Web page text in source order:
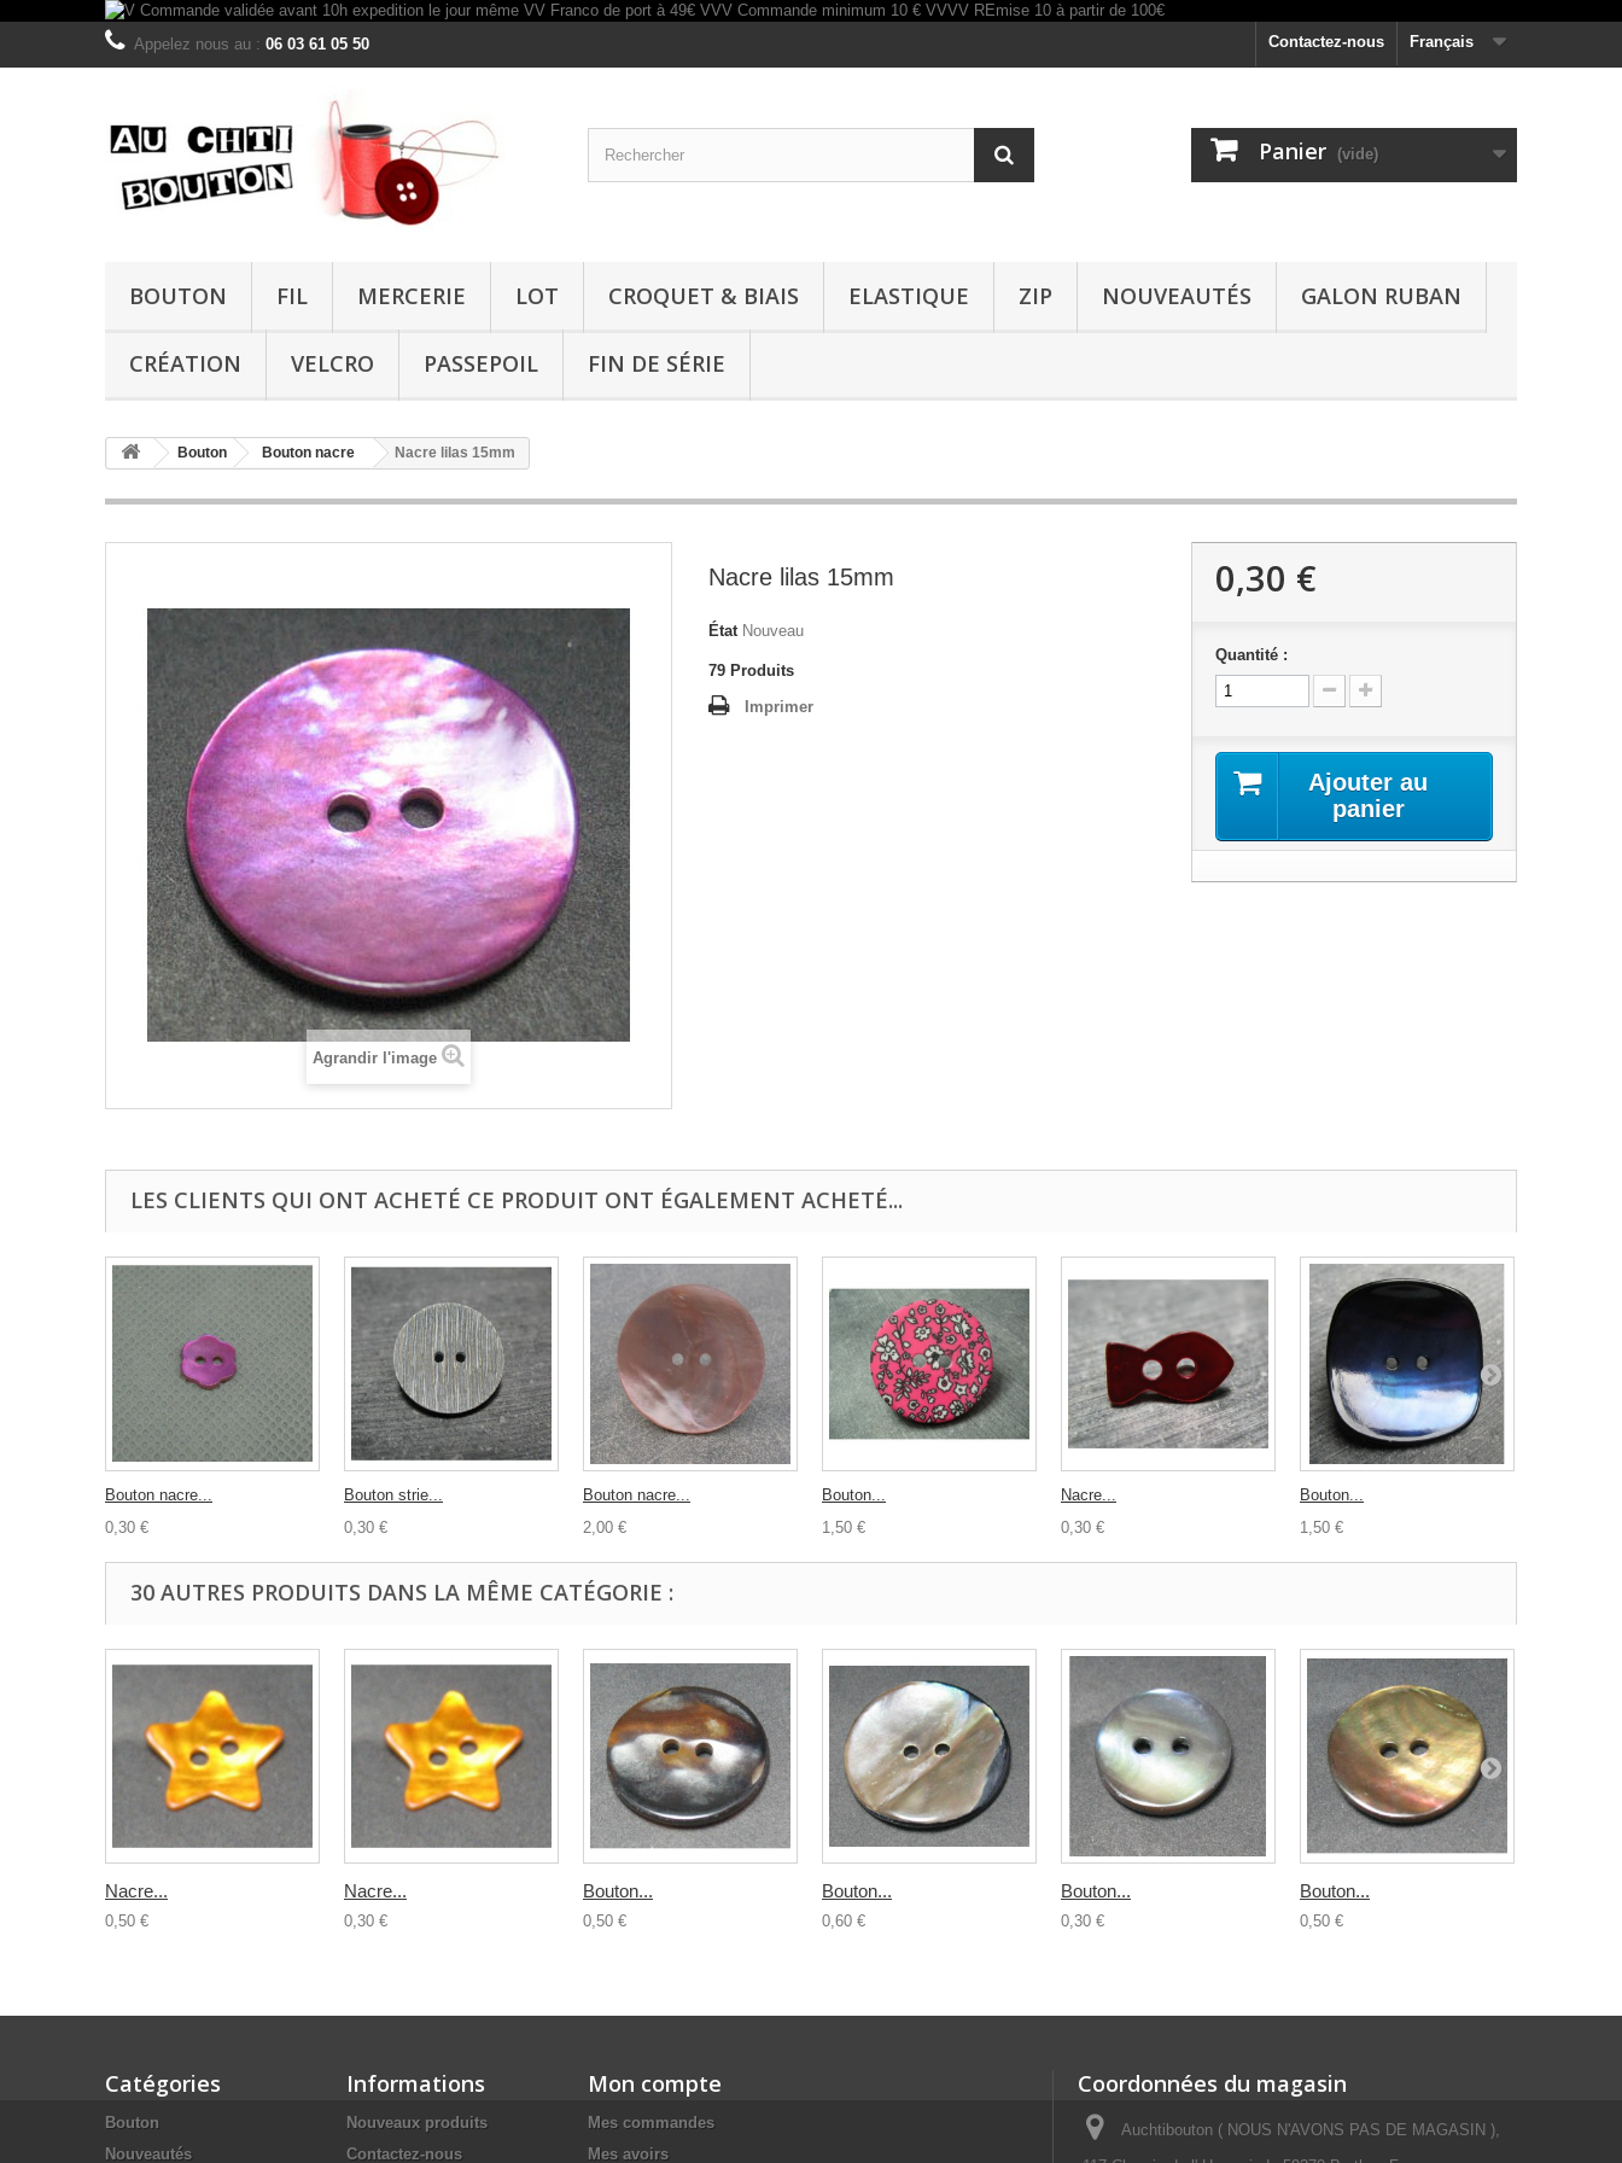
Français
Contactez-nous
Appelez nous au : 06 03 61 05 50
Panier (vide)
BOUTON FIL MERCERIE LOT CROQUET & BIAIS ELASTIQUE ZIP NOUVEAUTÉS GALON RUBAN
CRÉATION VELCRO PASSEPOIL FIN DE SÉRIE
Bouton Bouton nacre Nacre lilas 15mm
Agrandir l'image
Nacre lilas 15mm
État Nouveau
79 Produits
Imprimer
0,30 €
Quantité :
Ajouter au
panier
LES CLIENTS QUI ONT ACHETÉ CE PRODUIT ONT ÉGALEMENT ACHETÉ...
Bouton nacre...
0,30 €
Bouton strie...
0,30 €
Bouton nacre...
2,00 €
Bouton...
1,50 €
Nacre...
0,30 €
Bouton...
1,50 €
30 AUTRES PRODUITS DANS LA MÊME CATÉGORIE :
Nacre...
0,50 €
Nacre...
0,30 €
Bouton...
0,50 €
Bouton...
0,60 €
Bouton...
0,30 €
Bouton...
0,50 €
Catégories
Bouton
Nouveautés
Informations
Nouveaux produits
Contactez-nous
Mon compte
Mes commandes
Mes avoirs
Coordonnées du magasin
Auchtibouton ( NOUS N'AVONS PAS DE MAGASIN ),